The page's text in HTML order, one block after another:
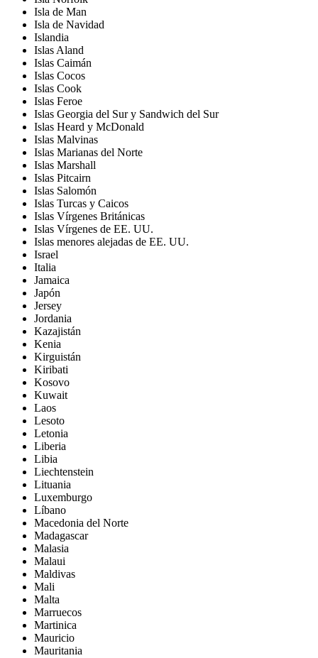
Isla de Man
Isla de Navidad
Islandia
Islas Aland
Islas Caimán
Islas Cocos
Islas Cook
Islas Feroe
Islas Georgia del Sur y Sandwich del Sur
Islas Heard y McDonald
Islas Malvinas
Islas Marianas del Norte
Islas Marshall
Islas Pitcairn
Islas Salomón
Islas Turcas y Caicos
Islas Vírgenes Británicas
Islas Vírgenes de EE. UU.
Islas menores alejadas de EE. UU.
Israel
Italia
Jamaica
Japón
Jersey
Jordania
Kazajistán
Kenia
Kirguistán
Kiribati
Kosovo
Kuwait
Laos
Lesoto
Letonia
Liberia
Libia
Liechtenstein
Lituania
Luxemburgo
Líbano
Macedonia del Norte
Madagascar
Malasia
Malaui
Maldivas
Mali
Malta
Marruecos
Martinica
Mauricio
Mauritania